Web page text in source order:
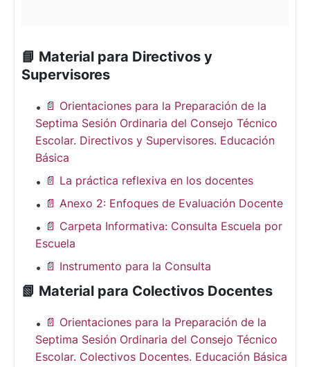
📘 Material para Directivos y
Supervisores
📄 Orientaciones para la Preparación de la
Septima Sesión Ordinaria del Consejo Técnico
Escolar. Directivos y Supervisores. Educación
Básica
📄 La práctica reflexiva en los docentes
📄 Anexo 2: Enfoques de Evaluación Docente
📄 Carpeta Informativa: Consulta Escuela por
Escuela
📄 Instrumento para la Consulta
📗 Material para Colectivos Docentes
📄 Orientaciones para la Preparación de la
Septima Sesión Ordinaria del Consejo Técnico
Escolar. Colectivos Docentes. Educación Básica